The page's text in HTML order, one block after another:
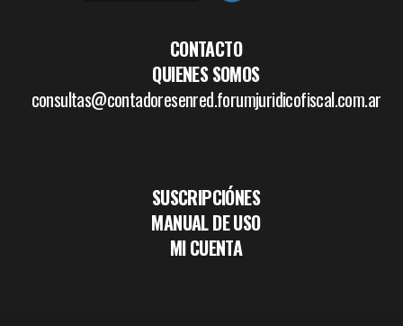
CONTACTO
QUIENES SOMOS
consultas@contadoresenred.forumjuridicofiscal.com.ar
SUSCRIPCIÓNES
MANUAL DE USO
MI CUENTA